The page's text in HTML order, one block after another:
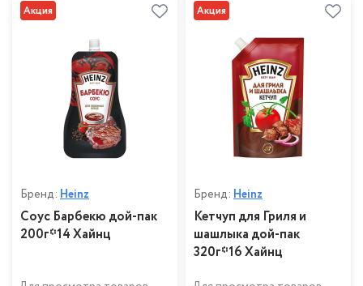
Акция
Бренд: Heinz
Соус Барбекю дой-пак
200г*14 Хайнц
Акция
Бренд: Heinz
Кетчуп для Гриля и
шашлыка дой-пак
320г*16 Хайнц